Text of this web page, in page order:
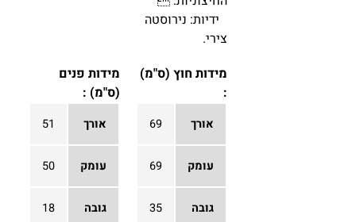
ידיות: נירוסטה
צירי.
מידות חוץ (ס"מ)
אורך 69
עומק 69
גובה 35
מידות פנים
(ס"מ) :
אורך 51
עומק 50
גובה 18